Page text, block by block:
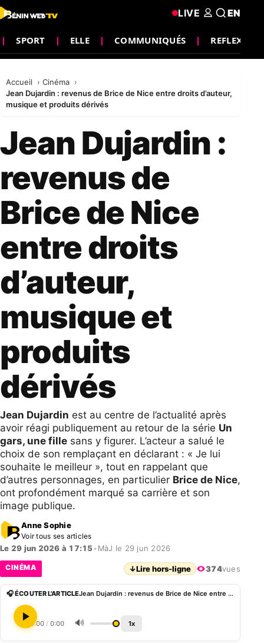
SPORT ELLE COMMUNIQUÉS REFLEXION
LIVE EN
Accueil
Cinéma
Jean Dujardin : revenus de Brice de Nice entre droits d’auteur,
musique et produits dérivés
Jean Dujardin :
revenus de
Brice de Nice
entre droits
d’auteur,
musique et
produits
dérivés
Jean Dujardin est au centre de l’actualité après
avoir réagi publiquement au retour de la série Un
gars, une fille sans y figurer. L’acteur a salué le
choix de son remplaçant en déclarant : « Je lui
souhaite le meilleur », tout en rappelant que
d’autres personnages, en particulier Brice de Nice,
ont profondément marqué sa carrière et son
image publique.
Anne Sophie
Voir tous ses articles
Le 29 jun 2026 à 17:15 • MàJ le 29 jun 2026
CINÉMA ↓Lire hors-ligne 374vues
🎧 ÉCOUTER L'ARTICLE Jean Dujardin : revenus de Brice de Nice entre droits d’auteur, musique et produits dérivés
0:00 / 0:00 🔊 1x